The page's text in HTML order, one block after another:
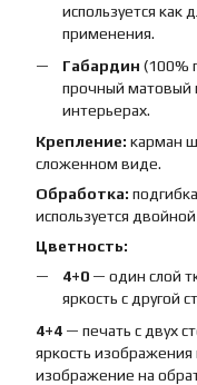
используется как
применения.
Габардин (100%
прочный матовый
интерьерах.
Крепление: карман
сложенном виде.
Обработка:
используется
Цветность:
4+0 — один слой
яркость с другой
4+4 — печать с двух
яркость
изображение на